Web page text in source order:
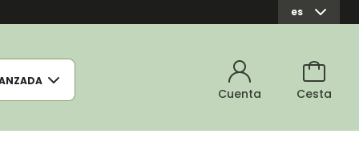
es
Cuenta Cesta